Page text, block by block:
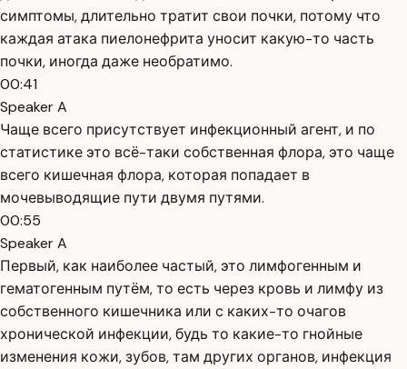
симптомы, длительно тратит свои почки, потому что
каждая атака пиелонефрита уносит какую-то часть
почки, иногда даже необратимо.
00:41
Speaker A
Чаще всего присутствует инфекционный агент, и по
статистике это всё-таки собственная флора, это чаще
всего кишечная флора, которая попадает в
мочевыводящие пути двумя путями.
00:55
Speaker A
Первый, как наиболее частый, это лимфогенным и
гематогенным путём, то есть через кровь и лимфу из
собственного кишечника или с каких-то очагов
хронической инфекции, будь то какие-то гнойные
изменения кожи, зубов, там других органов, инфекция